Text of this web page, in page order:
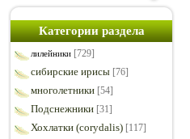
Категории раздела
лилейники [729]
сибирские ирисы [76]
многолетники [54]
Подснежники [31]
Хохлатки (corydalis) [117]